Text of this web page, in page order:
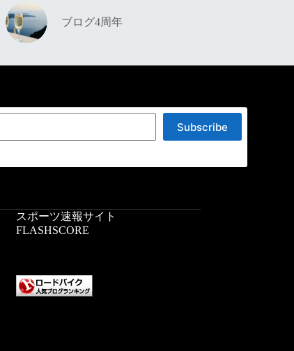
ブログ4周年
Subscribe
スポーツ速報サイト
FLASHSCORE